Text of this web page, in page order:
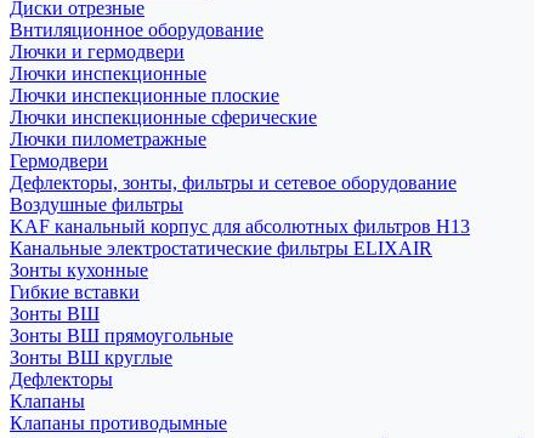
Диски отрезные
Внтиляционное оборудование
Лючки и гермодвери
Лючки инспекционные
Лючки инспекционные плоские
Лючки инспекционные сферические
Лючки пилометражные
Гермодвери
Дефлекторы, зонты, фильтры и сетевое оборудование
Воздушные фильтры
KAF канальный корпус для абсолютных фильтров H13
Канальные электростатические фильтры ELIXAIR
Зонты кухонные
Гибкие вставки
Зонты ВШ
Зонты ВШ прямоугольные
Зонты ВШ круглые
Дефлекторы
Клапаны
Клапаны противодымные